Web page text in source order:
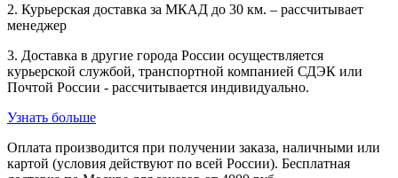
2. Курьерская доставка за МКАД до 30 км. – рассчитывает
менеджер
3. Доставка в другие города России осуществляется
курьерской службой, транспортной компанией СДЭК или
Почтой России - рассчитывается индивидуально.
Узнать больше
Оплата производится при получении заказа, наличными или
картой (условия действуют по всей России). Бесплатная